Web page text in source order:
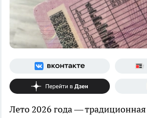
Лето 2026 года —